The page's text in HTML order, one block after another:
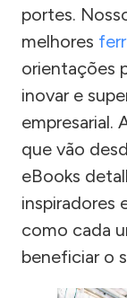
portes.
melhores
orientações
inovar e
empresarial.
que vão
eBooks
inspiradores
como cada
beneficiar o